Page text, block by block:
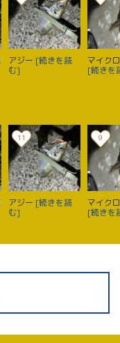
アジー [続きを読
む]
マイク
[続きを
11
アジー [続きを読
む]
9
マイク
[続きを